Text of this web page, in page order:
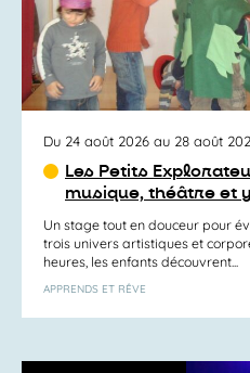
Du 24 août 2026 au 28 août
Les Petits
musique, théâtre et
Un stage tout en douceur pour
trois univers artistiques et
heures, les enfants découvrent...
APPRENDS ET RÊVE